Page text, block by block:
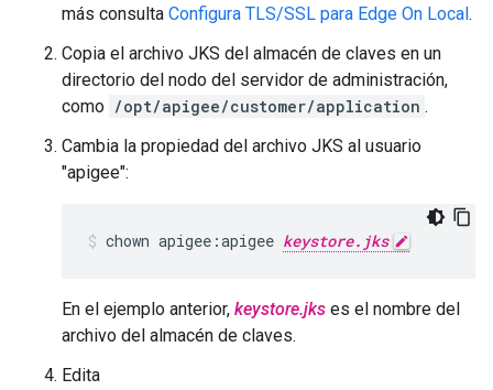
más consulta Configura TLS/SSL para Edge On Local.
Copia el archivo JKS del almacén de claves en un
directorio del nodo del servidor de administración,
como /opt/apigee/customer/application .
Cambia la propiedad del archivo JKS al usuario
"apigee":
chown apigee:apigee keystore.jks
En el ejemplo anterior, keystore.jks es el nombre del
archivo del almacén de claves.
Edita